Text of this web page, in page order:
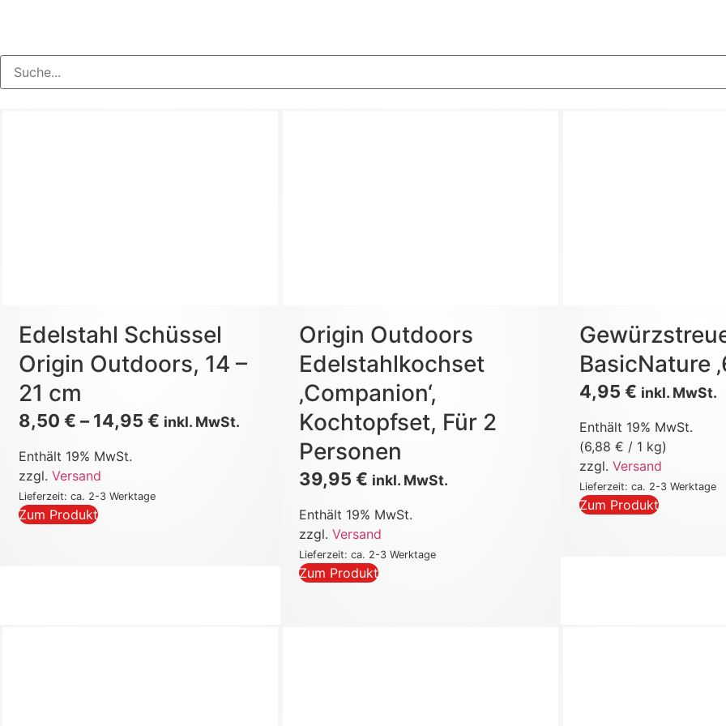
Edelstahl Schüssel
Origin Outdoors, 14 –
21 cm
8,50€ – 14,95€ inkl. MwSt.
Enthält 19% MwSt.
zzgl.Versand
Lieferzeit: ca. 2-3 Werktage
Zum Produkt
Origin Outdoors
Edelstahlkochset
‚Companion‘,
Kochtopfset, Für 2
Personen
39,95€ inkl. MwSt.
Enthält 19% MwSt.
zzgl.Versand
Lieferzeit: ca. 2-3 Werktage
Zum Produkt
BasicNature
4,95€ inkl. MwSt.
Enthält 19% MwSt.
(6,88€ / 1 kg)
zzgl.Versand
Lieferzeit: ca. 2-3 Werktage
Zum Produkt